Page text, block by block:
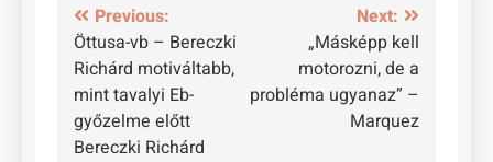
Bejegyzés
navigáció
Previous:
Öttusa-vb – Bereczki
Richárd motiváltabb,
mint tavalyi Eb-
győzelme előtt
Bereczki Richárd
Next:
„Másképp kell
motorozni, de a
probléma ugyanaz” –
Marquez